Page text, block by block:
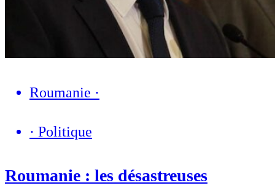
Roumanie ·
· Politique
Roumanie : les désastreuses